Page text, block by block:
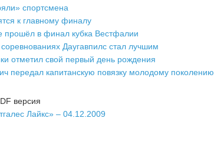
спортсмена
к главному финалу
прошёл в финал кубка Вестфалии
Даугавпилс стал лучшим
отметил свой первый день рождения
передал капитанскую повязку молодому поколению
версия
Лайкс» – 04.12.2009